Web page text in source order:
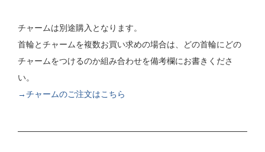
チャームは別途購入となります。
首輪とチャームを複数お買い求めの場合は、どの首輪にどの
チャームをつけるのか組み合わせを備考欄にお書きくださ
い。
→チャームのご注文はこちら